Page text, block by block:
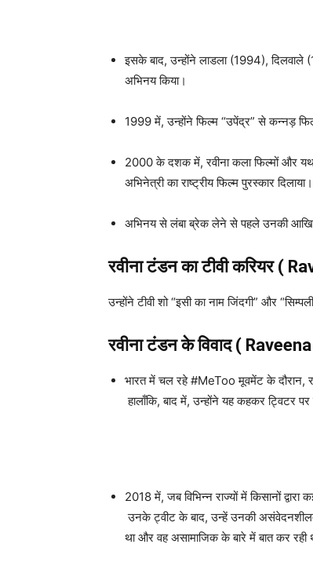
इसके बाद, उन्होंने लाडला (1994), दिलवाले
अभिनय किया।
1999 में, उन्होंने फिल्म “उपेंद्र” से कन्नड़
2000 के दशक में, रवीना कला फिल्मों और
अभिनेत्री का राष्ट्रीय फिल्म पुरस्कार दिलाया।
अभिनय से लंबा ब्रेक लेने से पहले उनकी
रवीना टंडनका टीवी करियर (
उन्होंने टीवी शो “इसी का नाम जिंदगी” और
रवीना टंडनके विवाद (
भारत में चल रहे #MeToo मूवमेंट के दौरान,
हालाँकि, बाद में, उन्होंने यह कहकर ट्विटर
2018 में, जब विभिन्न राज्यों में किसानों
उनके ट्वीट के बाद, उन्हें उनकी
था और वह असामाजिक के बारे में बात कर रही